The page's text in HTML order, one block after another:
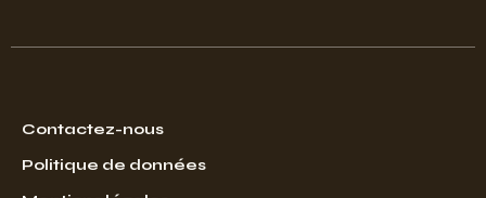
Contactez-nous
Politique de données